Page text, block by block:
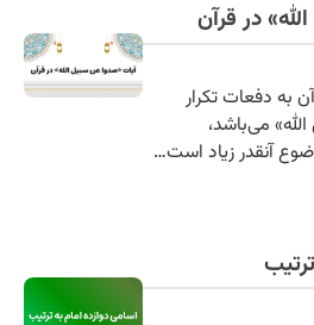
در قرآن
به دفعات تکرار
می‌باشد،
آنقدر زیاد است…